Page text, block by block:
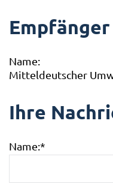
Empfänger
Name:
Mitteldeutscher
Ihre
Name:*